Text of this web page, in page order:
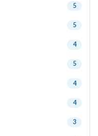
5
5
4
5
4
4
3